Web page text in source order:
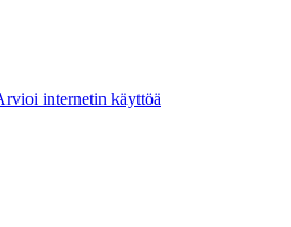
internetin käyttöä